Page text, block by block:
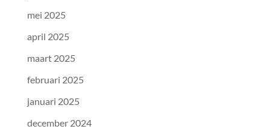
mei 2025
april 2025
maart 2025
februari 2025
januari 2025
december 2024